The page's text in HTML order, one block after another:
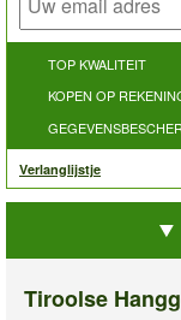
TOP KWALITEIT
KOPEN OP
Verlanglijstje
Tiroolse